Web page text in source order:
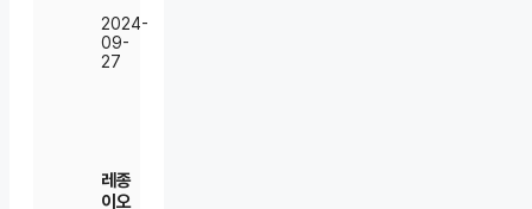
2024-
09-
27
레종
이오